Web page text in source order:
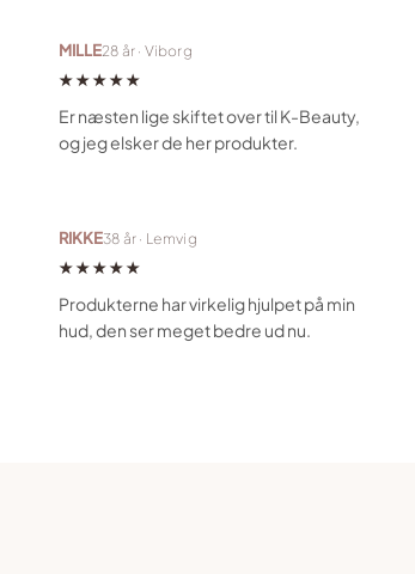
MILLE28 år · Viborg
★★★★★
Er næsten lige skiftet over til K-Beauty,
og jeg elsker de her produkter.
RIKKE38 år · Lemvig
★★★★★
Produkterne har virkelig hjulpet på min
hud, den ser meget bedre ud nu.